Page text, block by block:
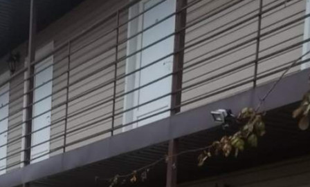
Краснодарский край
Получить контакты
Посмотреть на карте
Продам гостиницу. Готовая, осталось занести мебель. 2
здания: 1здание 168 кв.м. в нём находятся одноместные
номера (удобства находятся на улице - эконом вариант).
Второе здание - 530 кв.м. В нем 1, 2, 3, 4 местные номера
(удобства в номерах). Общая кухня, столовая прачечная, зона
отдыха с детьми. До моря 5-7...
682 (+1)
Навигация
Характеристики
О помещении
Где находится